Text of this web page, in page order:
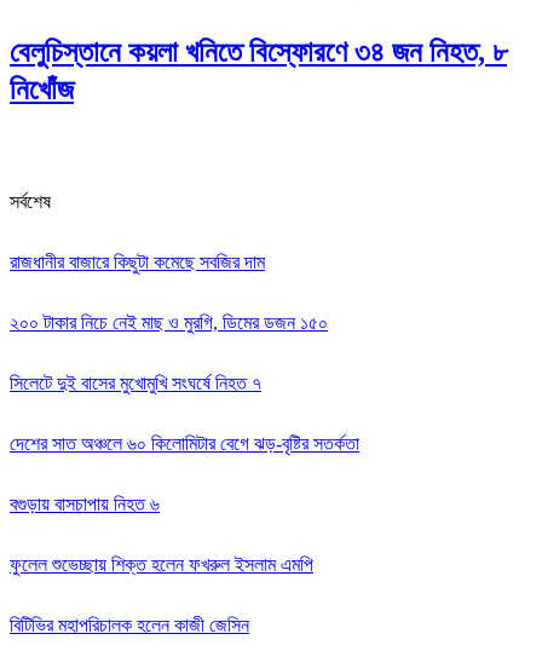
বেলুচিস্তানে কয়লা খনিতে বিস্ফোরণে ৩৪ জন নিহত, ৮
নিখোঁজ
সর্বশেষ
রাজধানীর বাজারে কিছুটা কমেছে সবজির দাম
২০০ টাকার নিচে নেই মাছ ও মুরগি, ডিমের ডজন ১৫০
সিলেটে দুই বাসের মুখোমুখি সংঘর্ষে নিহত ৭
দেশের সাত অঞ্চলে ৬০ কিলোমিটার বেগে ঝড়-বৃষ্টির সতর্কতা
বগুড়ায় বাসচাপায় নিহত ৬
ফুলেল শুভেচ্ছায় শিক্ত হলেন ফখরুল ইসলাম এমপি
বিটিভির মহাপরিচালক হলেন কাজী জেসিন